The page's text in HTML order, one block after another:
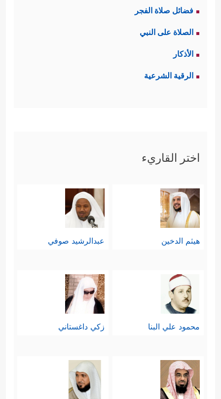
فضائل صلاة الفجر
الصلاة على النبي
الأذكار
الرقية الشرعية
اختر القاريء
هيثم الدخين عبدالرشيد صوفي
محمود علي البنا زكي داغستاني